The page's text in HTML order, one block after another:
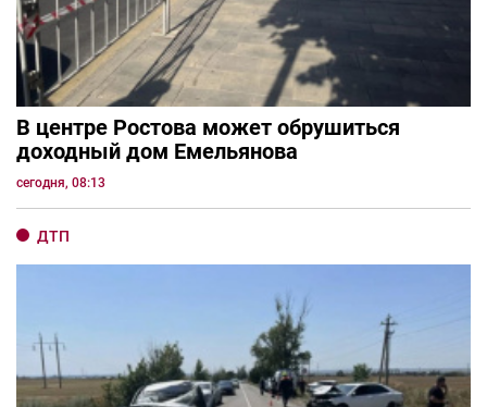
В центре Ростова может обрушиться
доходный дом Емельянова
сегодня, 08:13
ДТП